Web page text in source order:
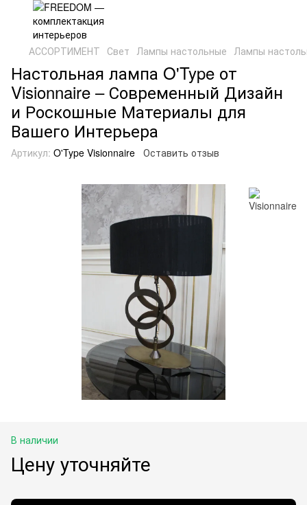
АССОРТИМЕНТ Свет Лампы настольные Лампы
Настольная лампа O'Type от
Visionnaire – Современный Дизайн
и Роскошные Материалы для
Вашего Интерьера
Артикул: O'Type Visionnaire Оставить отзыв
В наличии
Цену уточняйте